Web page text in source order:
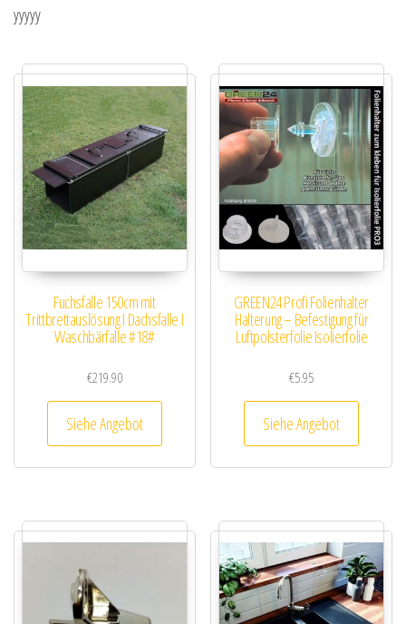
yyyyy
Fuchsfalle 150cm mit
Trittbrettauslösung I Dachsfalle I
Waschbärfalle #18#
€219.90
Siehe Angebot
GREEN24 Profi Folienhalter
Halterung – Befestigung für
Luftpolsterfolie Isolierfolie
€5.95
Siehe Angebot